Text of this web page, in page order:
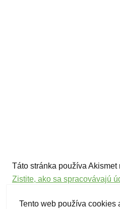
Táto stránka používa
Zistite, ako sa spracovávajú
Tento web používa cookies